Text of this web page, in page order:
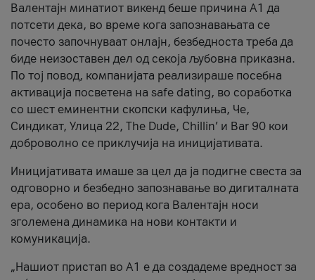
Валентајн минатиот викенд беше причина А1 да
потсети дека, во време кога запознавањата се
почесто започнуваат онлајн, безбедноста треба да
биде неизоставен дел од секоја љубовна приказна.
По тој повод, компанијата реализираше посебна
активација посветена на safe dating, во соработка
со шест еминентни скопски кафулиња, Че,
Синдикат, Улица 22, The Dude, Chillin’ и Bar 90 кои
доброволно се приклучија на иницијативата.
Иницијативата имаше за цел да ја подигне свеста за
одговорно и безбедно запознавање во дигиталната
ера, особено во период кога Валентајн носи
зголемена динамика на нови контакти и
комуникација.
„Нашиот пристап во А1 е да создадеме вредност за